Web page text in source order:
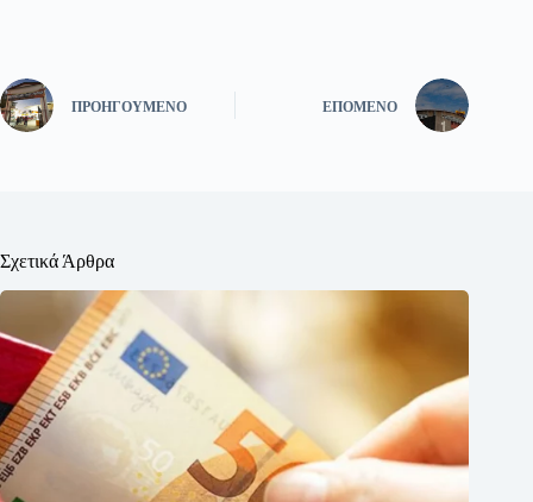
ΠΡΟΗΓΟΎΜΕΝΟ ΕΠΌΜΕΝΟ
Σχετικά Άρθρα